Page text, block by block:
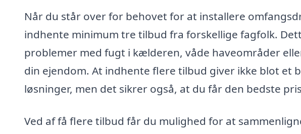
Når du står over for behovet for at installere
indhente minimum tre tilbud fra forskellige fagfolk.
problemer med fugt i kælderen, våde haveområder
din ejendom. At indhente flere tilbud giver ikke blot et
løsninger, men det sikrer også, at du får den bedste
Ved af få flere tilbud får du mulighed for at